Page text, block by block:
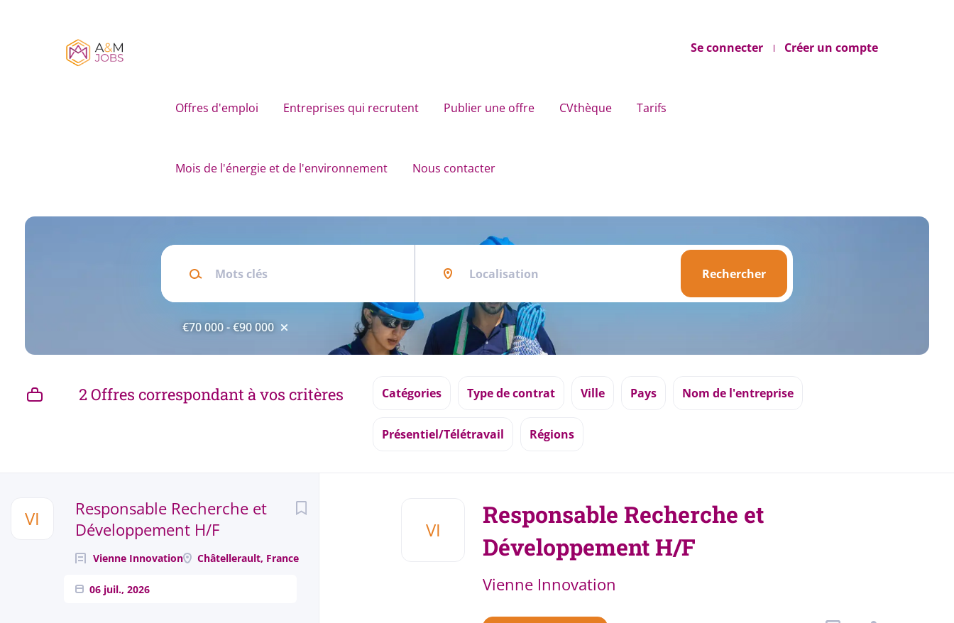
Se connecter Créer un compte
Offres d'emploi Entreprises qui recrutent Publier une offre CVthèque Tarifs
Mois de l'énergie et de l'environnement Nous contacter
Mots
Rechercher
Rechercher
€70 000 - €90 000
2 Offres correspondant à vos critères Catégories Type de contrat Ville Pays Nom de l'entreprise
Présentiel/Télétravail Régions
VI
Responsable Recherche et
Développement H/F
Vienne Innovation Châtellerault, France
06 juil., 2026
VI
Responsable Recherche et
Développement H/F
Vienne Innovation